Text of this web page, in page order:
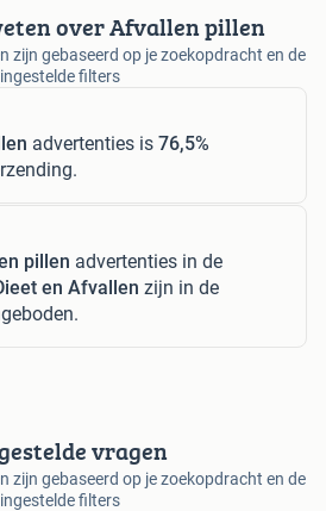
over Afvallen pillen
zijn gebaseerd op je zoekopdracht en de
ingestelde filters
advertenties is 76,5%
pillen advertenties in de
en Afvallen zijn in de
vragen
zijn gebaseerd op je zoekopdracht en de
ingestelde filters